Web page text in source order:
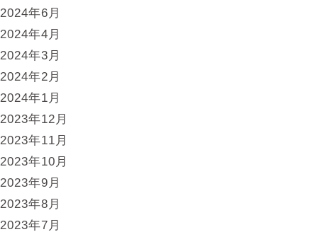
2024年6月
2024年4月
2024年3月
2024年2月
2024年1月
2023年12月
2023年11月
2023年10月
2023年9月
2023年8月
2023年7月